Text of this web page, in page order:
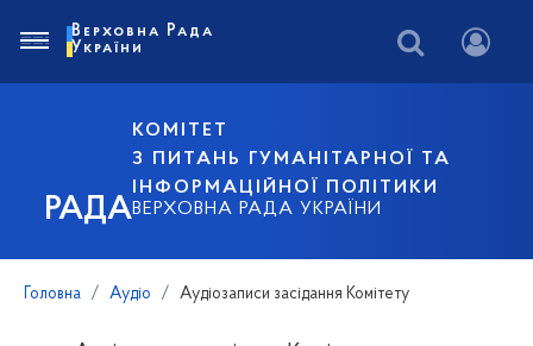
РАДА
КОМІТЕТ
З ПИТАНЬ ГУМАНІТАРНОЇ ТА
ІНФОРМАЦІЙНОЇ ПОЛІТИКИ
ВЕРХОВНА РАДА УКРАЇНИ
Верховна Рада
України
Головна Аудіо Аудіозаписи засідання Комітету